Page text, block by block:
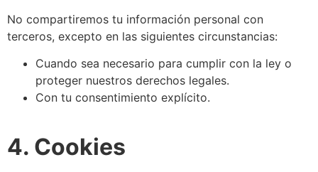
No compartiremos tu información personal con
terceros, excepto en las siguientes circunstancias:
Cuando sea necesario para cumplir con la ley o
proteger nuestros derechos legales.
Con tu consentimiento explícito.
4. Cookies